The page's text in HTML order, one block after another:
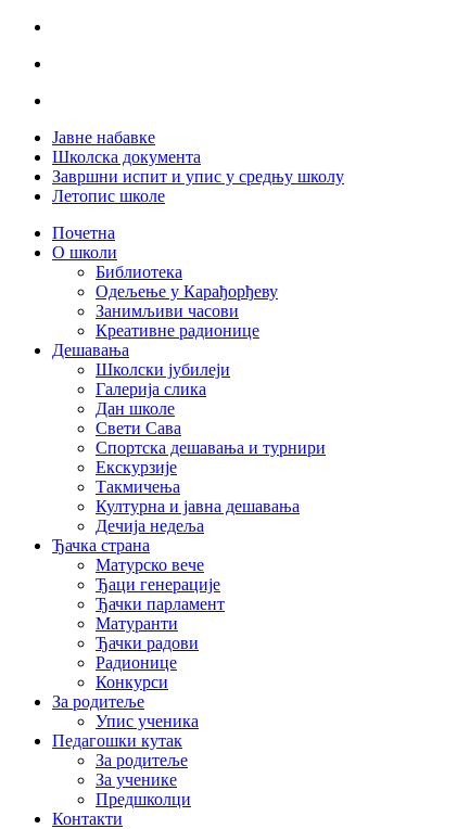
Јавне набавке
Школска документа
Завршни испит и упис у средњу школу
Летопис школе
Почетна
О школи
Библиотека
Одељење у Карађорђеву
Занимљиви часови
Креативне радионице
Дешавања
Школски јубилеји
Галерија слика
Дан школе
Свети Сава
Спортска дешавања и турнири
Екскурзије
Такмичења
Културна и јавна дешавања
Дечија недеља
Ђачка страна
Матурско вече
Ђаци генерације
Ђачки парламент
Матуранти
Ђачки радови
Радионице
Конкурси
За родитеље
Упис ученика
Педагошки кутак
За родитеље
За ученике
Предшколци
Контакти